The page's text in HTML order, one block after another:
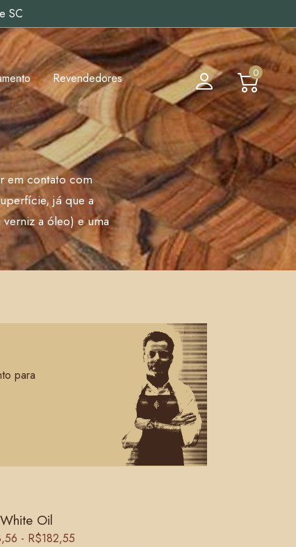
SC
Revendedores 0
em contato com
já que a
a óleo) e uma
para
Oil
- R$182,55